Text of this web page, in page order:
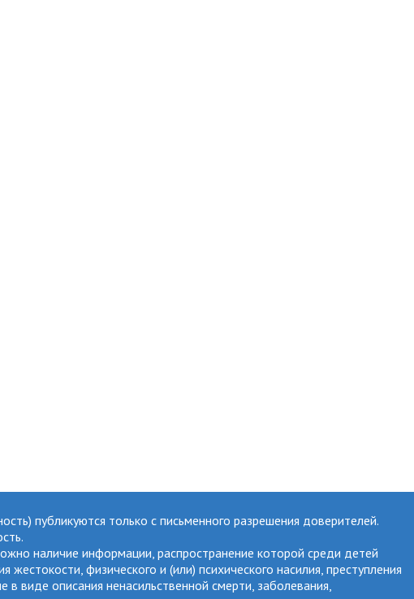
публикуются только с письменного разрешения доверителей.
наличие информации, распространение которой среди детей
физического и (или) психического насилия, преступления
виде описания ненасильственной смерти, заболевания,